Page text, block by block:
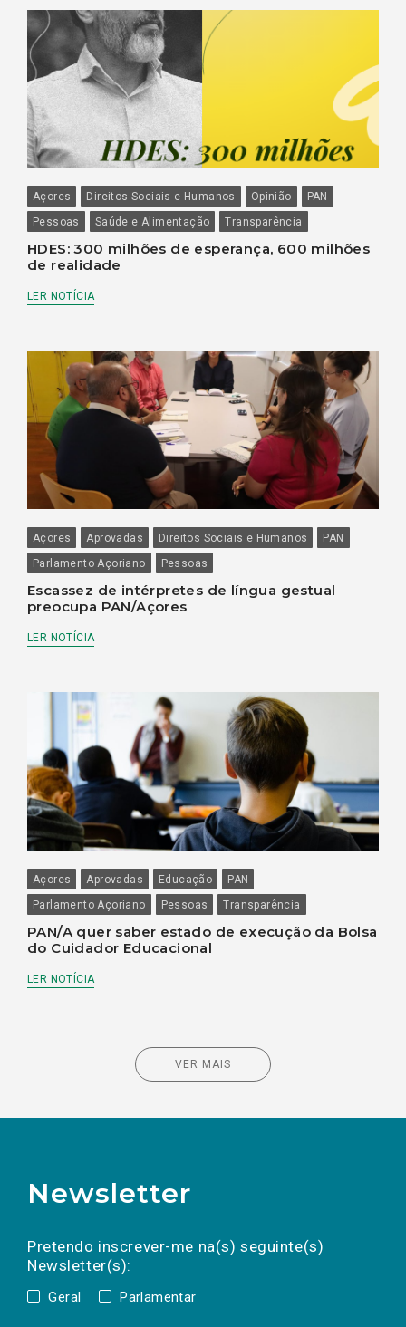
Açores Direitos Sociais e Humanos Opinião
PAN
Pessoas
Saúde e Alimentação Transparência
HDES: 300 milhões de esperança, 600 milhões
de realidade
LER NOTÍCIA
Açores Aprovadas Direitos Sociais e Humanos
PAN
Parlamento Açoriano
Pessoas
Escassez de intérpretes de língua gestual
preocupa PAN/Açores
LER NOTÍCIA
Açores Aprovadas Educação
PAN
Parlamento Açoriano
Pessoas Transparência
PAN/A quer saber estado de execução da Bolsa
do Cuidador Educacional
LER NOTÍCIA
VER MAIS
Newsletter
Pretendo inscrever-me na(s) seguinte(s)
Newsletter(s):
Geral Parlamentar
a(s) newsletter(s).
mail